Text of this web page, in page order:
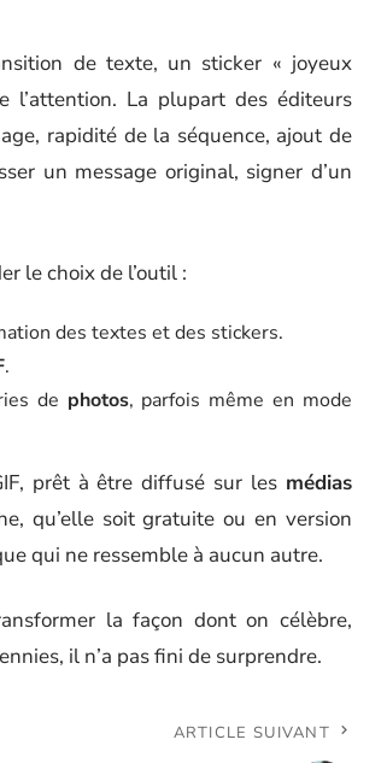
de texte, un sticker « joyeux
l’attention. La plupart des éditeurs
rapidité de la séquence, ajout de
un message original, signer d’un
le choix de l’outil :
des textes et des stickers.
.
de photos, parfois même en mode
prêt à être diffusé sur les médias
qu’elle soit gratuite ou en version
qui ne ressemble à aucun autre.
la façon dont on célèbre,
il n’a pas fini de surprendre.
ARTICLE SUIVANT